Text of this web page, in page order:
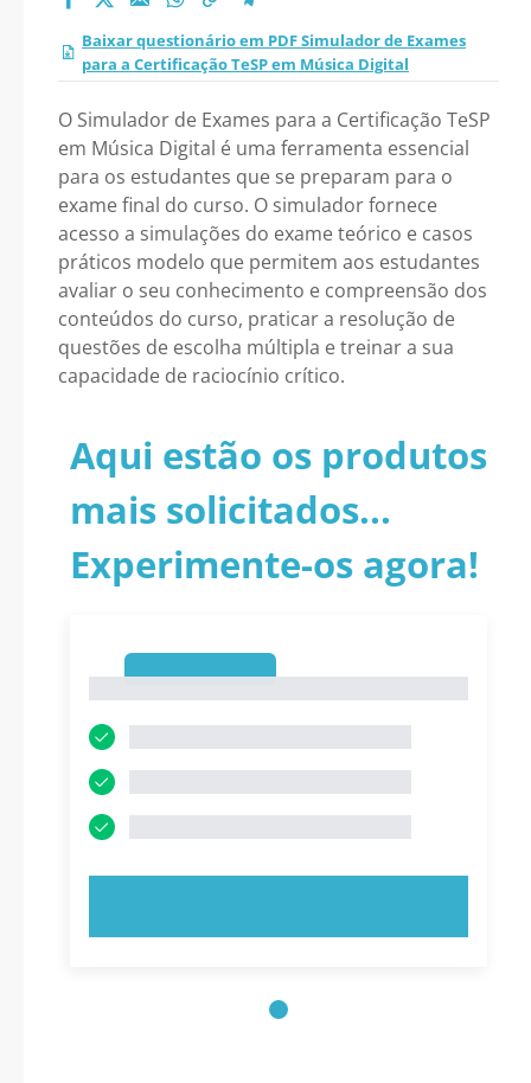
Baixar questionário em PDF Simulador de Exames
para a Certificação TeSP em Música Digital
O Simulador de Exames para a Certificação TeSP
em Música Digital é uma ferramenta essencial
para os estudantes que se preparam para o
exame final do curso. O simulador fornece
acesso a simulações do exame teórico e casos
práticos modelo que permitem aos estudantes
avaliar o seu conhecimento e compreensão dos
conteúdos do curso, praticar a resolução de
questões de escolha múltipla e treinar a sua
capacidade de raciocínio crítico.
Aqui estão os produtos
mais solicitados...
Experimente-os agora!